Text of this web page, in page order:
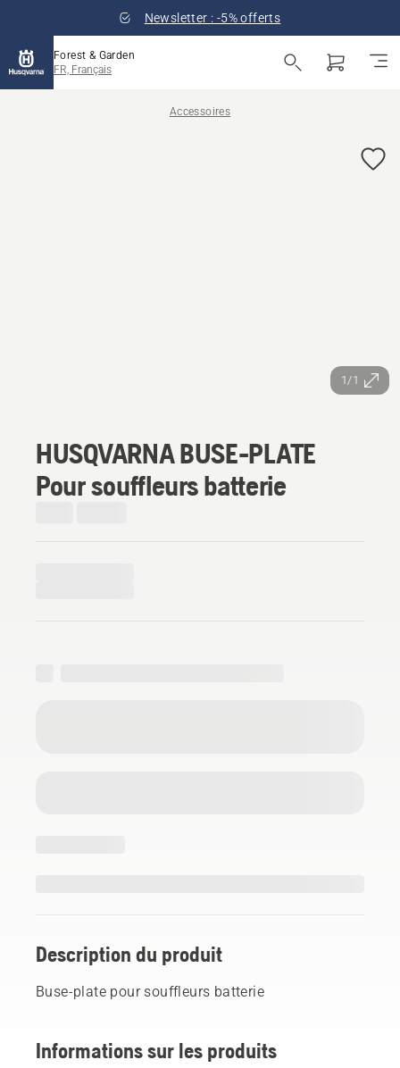
Newsletter : -5% offerts
Forest & Garden
FR, Français
Accessoires
1/1
HUSQVARNA BUSE-PLATE
Pour souffleurs batterie
Description du produit
Buse-plate pour souffleurs batterie
Informations sur les produits